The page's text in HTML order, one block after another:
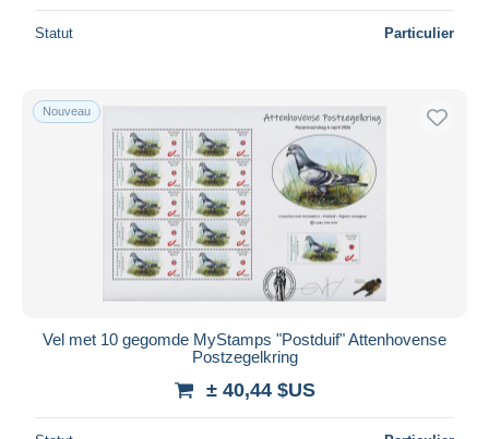
Résidence du vendeur
Monde entier
Appliquer
Statut Particulier
Nouveau
Vel met 10 gegomde MyStamps "Postduif" Attenhovense
Postzegelkring
± 40,44 $US